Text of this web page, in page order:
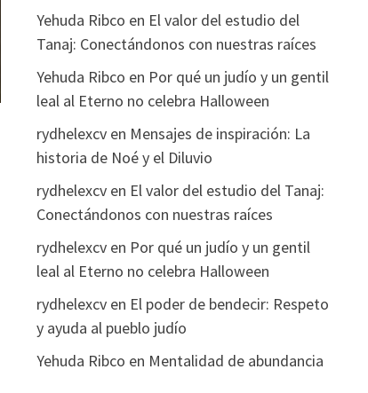
Yehuda Ribco en El valor del estudio del
Tanaj: Conectándonos con nuestras raíces
Yehuda Ribco en Por qué un judío y un gentil
leal al Eterno no celebra Halloween
rydhelexcven Mensajes de inspiración: La
historia de Noé y el Diluvio
rydhelexcven El valor del estudio del Tanaj:
Conectándonos con nuestras raíces
rydhelexcven Por qué un judío y un gentil
leal al Eterno no celebra Halloween
rydhelexcven El poder de bendecir: Respeto
y ayuda al pueblo judío
Yehuda Ribco en Mentalidad de abundancia